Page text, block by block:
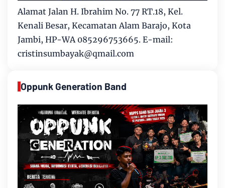
Alamat Jalan H. Ibrahim No. 77 RT.18, Kel.
Kenali Besar, Kecamatan Alam Barajo, Kota
Jambi, HP-WA 085296753665. E-mail:
cristinsumbayak@qmail.com
Oppunk Generation Band